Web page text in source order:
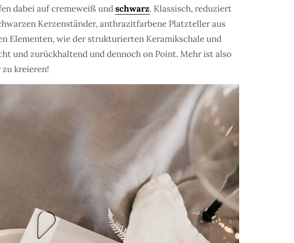
dabei auf cremeweiß undschwarz. Klassisch, reduziert
Kerzenständer, anthrazitfarbene Platzteller aus
Elementen, wie der strukturierten Keramikschale und
und zurückhaltend und dennoch on Point. Mehr ist also
kreieren!